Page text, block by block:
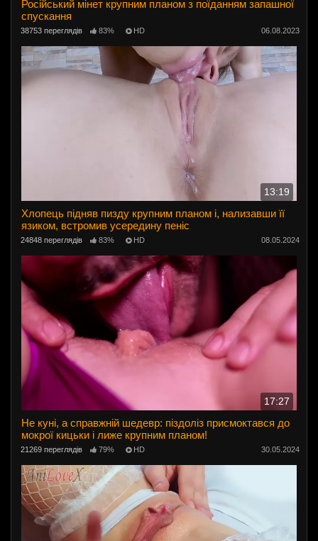
Російський мінет крупним планом з поїданням запашної
спускання
38753 переглядів 83% HD 06.08.2023
13:19
Хлопець підняв пизду крупним планом і, нализавши її
язиком, встромив усередину пеніс
24848 переглядів 83% HD 08.05.2024
17:27
Не куні, а справжній шедевр: піздоліз присмоктався до
мокрої кицьки і лиже крупним планом!
21269 переглядів 79% HD 30.05.2024